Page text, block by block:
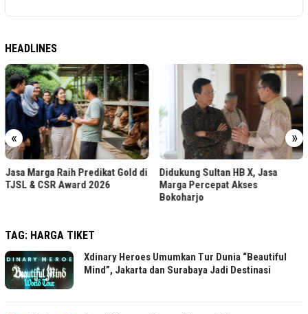
HEADLINES
« »
Jasa Marga Raih Predikat Gold di
TJSL & CSR Award 2026
Didukung Sultan HB X, Jasa
Marga Percepat Akses
Bokoharjo
TAG: HARGA TIKET
Xdinary Heroes Umumkan Tur Dunia “Beautiful
Mind”, Jakarta dan Surabaya Jadi Destinasi